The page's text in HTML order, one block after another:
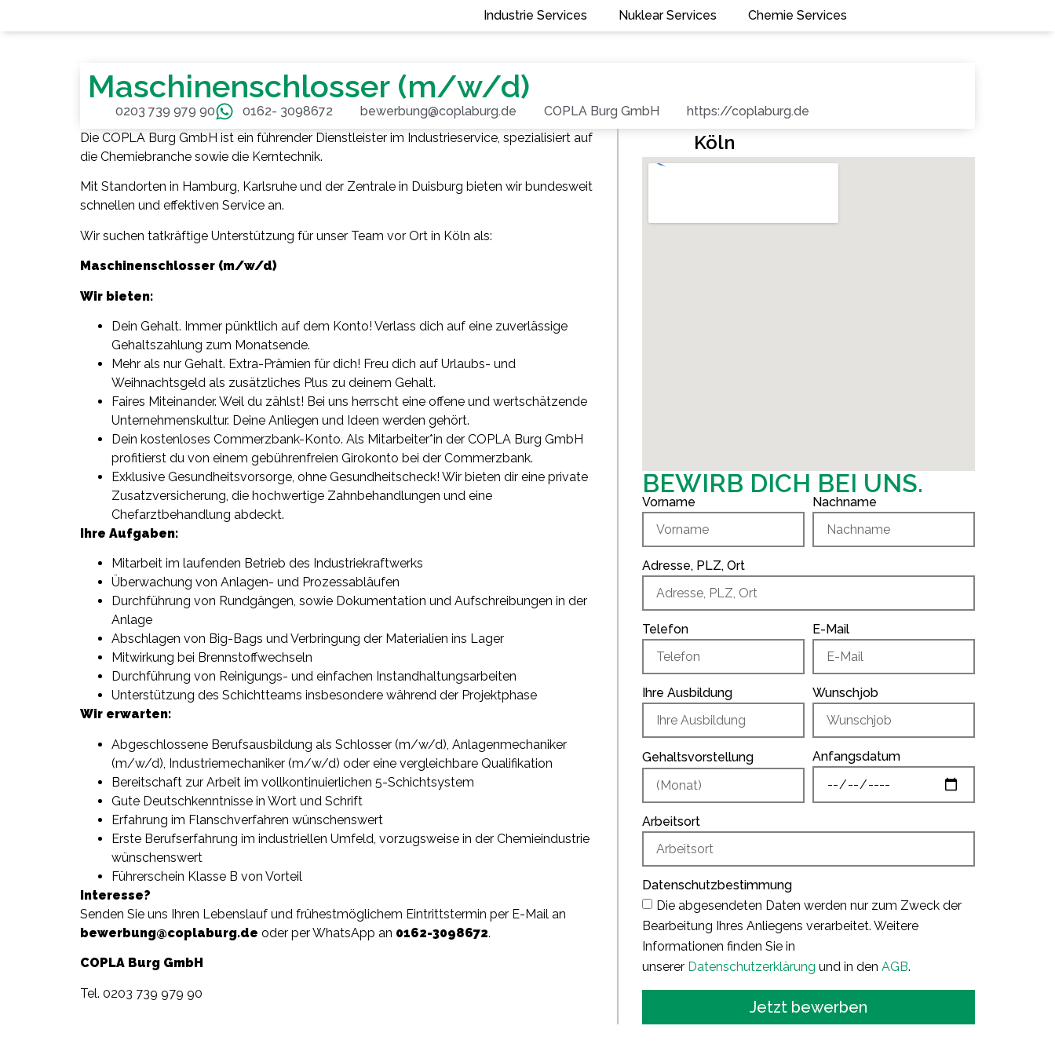
Industrie Services Nuklear Services Chemie Services
Maschinenschlosser (m/w/d)
0203 739 979 90 0162- 3098672 bewerbung@coplaburg.de COPLA Burg GmbH
https://coplaburg.de
Die COPLA Burg GmbH ist ein führender Dienstleister im Industrieservice, spezialisiert auf
die Chemiebranche sowie die Kerntechnik.
Mit Standorten in Hamburg, Karlsruhe und der Zentrale in Duisburg bieten wir bundesweit
schnellen und effektiven Service an.
Wir suchen tatkräftige Unterstützung für unser Team vor Ort in Köln als:
Maschinenschlosser (m/w/d)
Wir bieten:
Dein Gehalt. Immer pünktlich auf dem Konto! Verlass dich auf eine zuverlässige
Gehaltszahlung zum Monatsende.
Mehr als nur Gehalt. Extra-Prämien für dich! Freu dich auf Urlaubs- und
Weihnachtsgeld als zusätzliches Plus zu deinem Gehalt.
Faires Miteinander. Weil du zählst! Bei uns herrscht eine offene und wertschätzende
Unternehmenskultur. Deine Anliegen und Ideen werden gehört.
Dein kostenloses Commerzbank-Konto. Als Mitarbeiter*in der COPLA Burg GmbH
profitierst du von einem gebührenfreien Girokonto bei der Commerzbank.
Exklusive Gesundheitsvorsorge, ohne Gesundheitscheck! Wir bieten dir eine private
Zusatzversicherung, die hochwertige Zahnbehandlungen und eine
Chefarztbehandlung abdeckt.
Ihre Aufgaben:
Mitarbeit im laufenden Betrieb des Industriekraftwerks
Überwachung von Anlagen- und Prozessabläufen
Durchführung von Rundgängen, sowie Dokumentation und Aufschreibungen in der
Anlage
Abschlagen von Big-Bags und Verbringung der Materialien ins Lager
Mitwirkung bei Brennstoffwechseln
Durchführung von Reinigungs- und einfachen Instandhaltungsarbeiten
Unterstützung des Schichtteams insbesondere während der Projektphase
Wir erwarten:
Abgeschlossene Berufsausbildung als Schlosser (m/w/d), Anlagenmechaniker
(m/w/d), Industriemechaniker (m/w/d) oder eine vergleichbare Qualifikation
Bereitschaft zur Arbeit im vollkontinuierlichen 5-Schichtsystem
Gute Deutschkenntnisse in Wort und Schrift
Erfahrung im Flanschverfahren wünschenswert
Erste Berufserfahrung im industriellen Umfeld, vorzugsweise in der Chemieindustrie
wünschenswert
Führerschein Klasse B von Vorteil
Interesse?
Senden Sie uns Ihren Lebenslauf und frühestmöglichem Eintrittstermin per E-Mail an
bewerbung@coplaburg.de oder per WhatsApp an 0162-3098672.
COPLA Burg GmbH
Tel. 0203 739 979 90
Köln
BEWIRB DICH BEI UNS.
Vorname Nachname
Adresse, PLZ, Ort
Telefon E-Mail
Ihre Ausbildung Wunschjob
Gehaltsvorstellung Anfangsdatum
Arbeitsort
Datenschutzbestimmung
Die abgesendeten Daten werden nur zum Zweck der
Bearbeitung Ihres Anliegens verarbeitet. Weitere
Informationen finden Sie in
unserer Datenschutzerklärung und in den AGB.
Jetzt bewerben